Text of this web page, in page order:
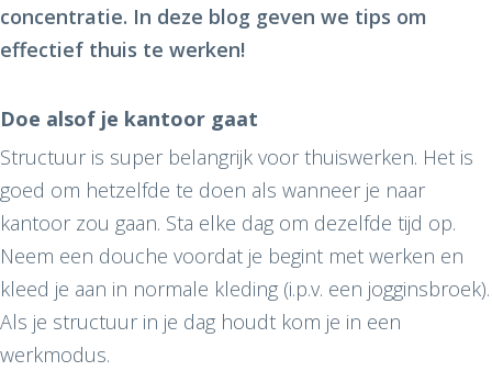
concentratie. In deze blog geven we tips om
effectief thuis te werken!
Doe alsof je kantoor gaat
Structuur is super belangrijk voor thuiswerken. Het is
goed om hetzelfde te doen als wanneer je naar
kantoor zou gaan. Sta elke dag om dezelfde tijd op.
Neem een douche voordat je begint met werken en
kleed je aan in normale kleding (i.p.v. een jogginsbroek).
Als je structuur in je dag houdt kom je in een
werkmodus.